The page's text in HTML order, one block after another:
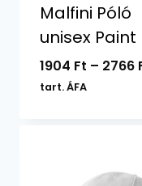
Malfini Póló
unisex Paint
1904 Ft – 2766
tart. ÁFA